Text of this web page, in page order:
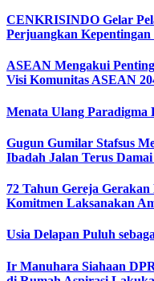
CENKRISINDO Gelar
Perjuangkan
ASEAN Mengakui
Visi Komunitas ASEAN
Menata Ulang Paradigma
Gugun Gumilar Stafsus
Ibadah Jalan Terus
72 Tahun Gereja
Komitmen Laksanakan
Usia Delapan Puluh
Ir Manuhara Siahaan